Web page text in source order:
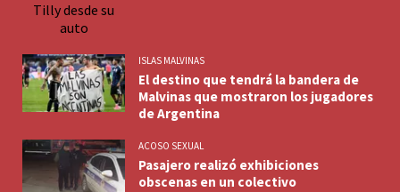
ISLAS MALVINAS
El destino que tendrá la bandera de
Malvinas que mostraron los jugadores
de Argentina
ACOSO SEXUAL
Pasajero realizó exhibiciones
obscenas en un colectivo